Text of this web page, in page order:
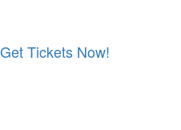
Get Tickets Now!